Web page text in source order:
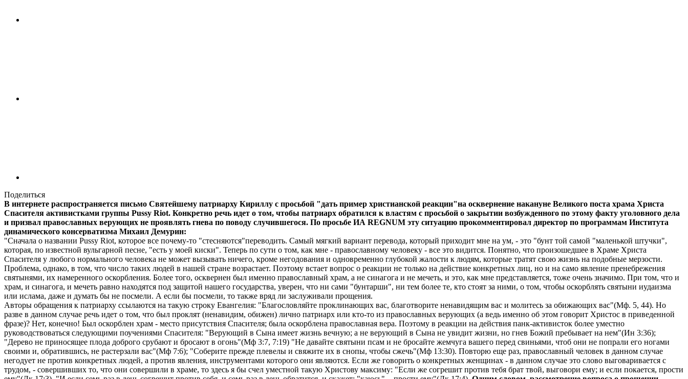
Поделиться
В интернете распространяется письмо Святейшему патриарху Кириллу с просьбой "дать пример христианской реакции"на осквернение накануне Великого поста храма Христа
Спасителя активистками группы Pussy Riot. Конкретно речь идет о том, чтобы патриарх обратился к властям с просьбой о закрытии возбужденного по этому факту уголовного дела
и призвал православных верующих не проявлять гнева по поводу случившегося. По просьбе ИА REGNUM эту ситуацию прокомментировал директор по программам Института
динамического консерватизма Михаил Демурин:
"Сначала о названии Pussy Riot, которое все почему-то "стесняются"переводить. Самый мягкий вариант перевода, который приходит мне на ум, - это "бунт той самой "маленькой штучки",
которая, по известной вульгарной песне, "есть у моей киски". Теперь по сути о том, как мне - православному человеку - все это видится. Понятно, что произошедшее в Храме Христа
Спасителя у любого нормального человека не может вызывать ничего, кроме негодования и одновременно глубокой жалости к людям, которые тратят свою жизнь на подобные мерзости.
Проблема, однако, в том, что число таких людей в нашей стране возрастает. Поэтому встает вопрос о реакции не только на действие конкретных лиц, но и на само явление пренебрежения
святынями, их намеренного оскорбления. Более того, осквернен был именно православный храм, а не синагога и не мечеть, и это, как мне представляется, тоже очень значимо. При том, что и
храм, и синагога, и мечеть равно находятся под защитой нашего государства, уверен, что ни сами "бунтарши", ни тем более те, кто стоят за ними, о том, чтобы оскорблять святыни иудаизма
или ислама, даже и думать бы не посмели. А если бы посмели, то также вряд ли заслуживали прощения.
Авторы обращения к патриарху ссылаются на такую строку Евангелия: "Благословляйте проклинающих вас, благотворите ненавидящим вас и молитесь за обижающих вас"(Мф. 5, 44). Но
разве в данном случае речь идет о том, что был проклят (ненавидим, обижен) лично патриарх или кто-то из православных верующих (а ведь именно об этом говорит Христос в приведенной
фразе)? Нет, конечно! Был оскорблен храм - место присутствия Спасителя; была оскорблена православная вера. Поэтому в реакции на действия панк-активисток более уместно
руководствоваться следующими поучениями Спасителя: "Верующий в Сына имеет жизнь вечную; а не верующий в Сына не увидит жизни, но гнев Божий пребывает на нем"(Ин 3:36);
"Дерево не приносящее плода доброго срубают и бросают в огонь"(Мф 3:7, 7:19) "Не давайте святыни псам и не бросайте жемчуга вашего перед свиньями, чтоб они не попрали его ногами
своими и, обратившись, не растерзали вас"(Мф 7:6); "Соберите прежде плевелы и свяжите их в снопы, чтобы сжечь"(Мф 13:30). Повторю еще раз, православный человек в данном случае
негодует не против конкретных людей, а против явления, инструментами которого они являются. Если же говорить о конкретных женщинах - в данном случае это слово выговаривается с
трудом, - совершивших то, что они совершили в храме, то здесь я бы счел уместной такую Христову максиму: "Если же согрешит против тебя брат твой, выговори ему; и если покается, прости